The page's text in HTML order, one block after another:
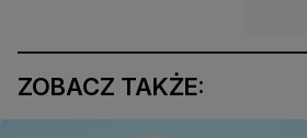
ZOBACZ TAKŻE: